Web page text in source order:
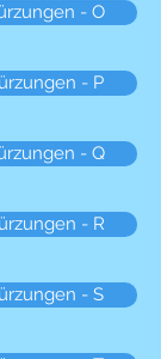
- O
- P
- Q
- R
- S